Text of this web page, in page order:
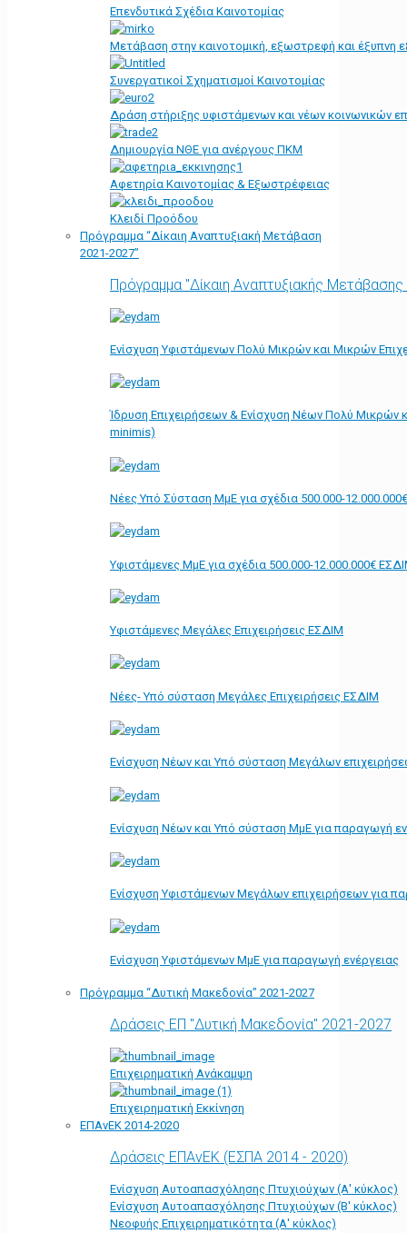
Επενδυτικά Σχέδια Καινοτομίας
Μετάβαση στην καινοτομική, εξωστρεφή και έξυπνη
Συνεργατικοί Σχηματισμοί Καινοτομίας
Δράση στήριξης υφιστάμενων και νέων κοινωνικών
Δημιουργία ΝΘΕ για ανέργους ΠΚΜ
Αφετηρία Kαινοτομίας & Εξωστρέφειας
Κλειδί Προόδου
Πρόγραμμα “Δίκαιη Αναπτυξιακή Μετάβαση
2021-2027”
Πρόγραμμα "Δίκαιη Αναπτυξιακής
Ενίσχυση Υφιστάμενων Πολύ Μικρών και Μικρών
Ίδρυση Επιχειρήσεων & Ενίσχυση Νέων Πολύ Μικρών
minimis)
Νέες Υπό Σύσταση ΜμΕ για σχέδια 500.000-
Υφιστάμενες ΜμΕ για σχέδια 500.000-12.000.000€
Υφιστάμενες Μεγάλες Επιχειρήσεις ΕΣΔΙΜ
Νέες- Υπό σύσταση Μεγάλες Επιχειρήσεις ΕΣΔΙΜ
Ενίσχυση Νέων και Υπό σύσταση Μεγάλων
Ενίσχυση Νέων και Υπό σύσταση ΜμΕ για παραγωγή
Ενίσχυση Υφιστάμενων Μεγάλων επιχειρήσεων για
Ενίσχυση Υφιστάμενων ΜμΕ για παραγωγή ενέργειας
Πρόγραμμα “Δυτική Μακεδονία” 2021-2027
Δράσεις ΕΠ "Δυτική Μακεδονία" 2021-2027
Επιχειρηματική Ανάκαμψη
Επιχειρηματική Εκκίνηση
ΕΠΑνΕΚ 2014-2020
Δράσεις ΕΠΑνΕΚ (ΕΣΠΑ 2014 - 2020)
Ενίσχυση Αυτοαπασχόλησης Πτυχιούχων (Α' κύκλος)
Ενίσχυση Αυτοαπασχόλησης Πτυχιούχων (Β' κύκλος)
Νεοφυής Επιχειρηματικότητα (Α' κύκλος)